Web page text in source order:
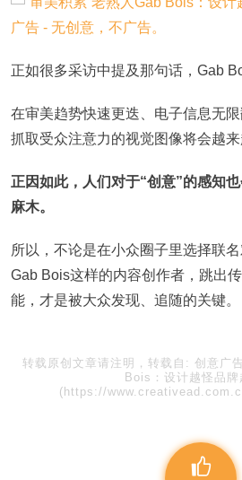
正如很多采访中提及那句话，Gab
在审美趋势快速更迭、电子信息无
抓取受众注意力的视觉图像将会越来
正因如此，人们对于“创意”的感知
麻木。
所以，不论是在小众圈子里选择联
Gab Bois这样的内容创作者，跳出
能，才是被大众发现、追随的关键。
转载原创文章请注明，转载自: 创意广告
Bois：设计越怪品牌
(https://